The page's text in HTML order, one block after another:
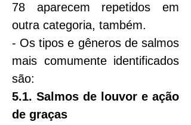
78 aparecem repetidos em
outra categoria, também.
- Os tipos e gêneros de salmos
mais comumente identificados
são:
5.1. Salmos de louvor e ação
de graças